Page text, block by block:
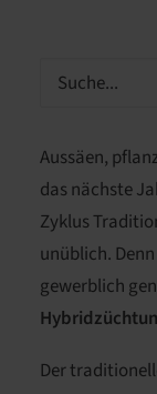
ökologische
das Festival
Aussäen,
das nächste
Zyklus
unüblich. Denn
gewerblich
Der